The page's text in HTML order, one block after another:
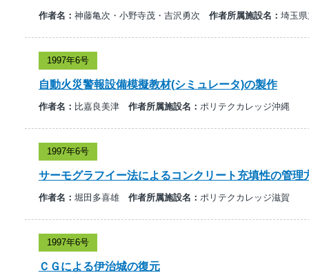
作者名： 神藤亀次・小野寺茂・吉沢勇次 作者所属施設名： 埼玉
1997年6号
自動火災警報設備模擬教材(シミュレータ)の製作
作者名： 比嘉良美津 作者所属施設名： ポリテクカレッジ沖縄
1997年6号
サーモグラフイー法によるコンクリート充填性の管理
作者名： 堀田多喜雄 作者所属施設名： ポリテクカレッジ滋賀
1997年6号
ＣＧによる伊治城の復元